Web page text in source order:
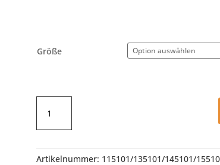
Größe
Steppdecke
Sommerleicht
Artikelnummer: 115101/135101/145101/